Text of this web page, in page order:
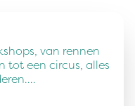
van rennen
tot een circus, alles